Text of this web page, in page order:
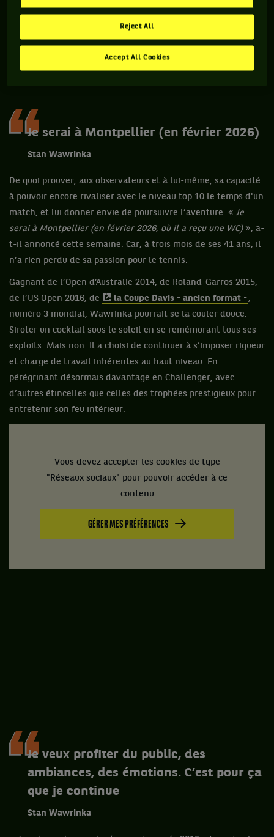
Je serai à Montpellier (en février 2026)
Stan Wawrinka
De quoi prouver, aux observateurs et à lui-même, sa capacité
à pouvoir encore rivaliser avec le niveau top 10 le temps d'un
match, et lui donner envie de poursuivre l’aventure. « Je
serai à Montpellier (en février 2026, où il a reçu une WC)», a-
t-il annoncé cette semaine. Car, à trois mois de ses 41 ans, il
n’a rien perdu de sa passion pour le tennis.
Gagnant de l’Open d’Australie 2014, de Roland-Garros 2015,
de l’US Open 2016, de
la Coupe Davis - ancien format -,
numéro 3 mondial, Wawrinka pourrait se la couler douce.
Siroter un cocktail sous le soleil en se remémorant tous ses
exploits. Mais non. Il a choisi de continuer à s’imposer rigueur
et charge de travail inhérentes au haut niveau. En
pérégrinant désormais davantage en Challenger, avec
d’autres étincelles que celles des trophées prestigieux pour
entretenir son feu intérieur.
Vous devez accepter les cookies de type
"Réseaux sociaux" pour pouvoir accéder à ce
contenu
GÉRER MES PRÉFÉRENCES
Je veux profiter du public, des
ambiances, des émotions. C’est pour ça
que je continue
Stan Wawrinka
Reject All
Accept All Cookies